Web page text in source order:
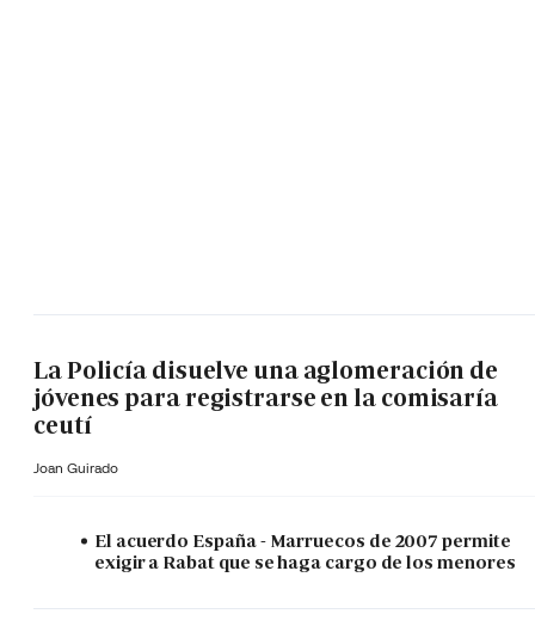
La Policía disuelve una aglomeración de
jóvenes para registrarse en la comisaría
ceutí
Joan Guirado
El acuerdo España - Marruecos de 2007 permite
exigir a Rabat que se haga cargo de los menores